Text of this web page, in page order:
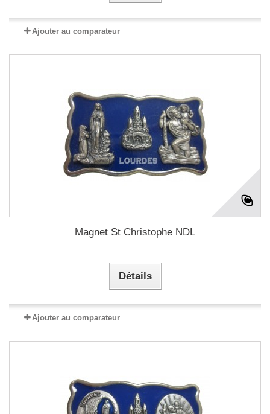
Ajouter au comparateur
Magnet St Christophe NDL
Détails
Ajouter au comparateur